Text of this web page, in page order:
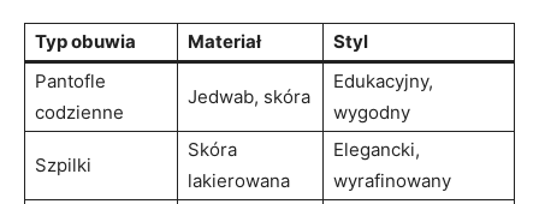
Typ obuwia Materiał
Styl
Pantofle
codzienne
Jedwab, skóra
Edukacyjny,
wygodny
Szpilki
Skóra
lakierowana
Elegancki,
wyrafinowany